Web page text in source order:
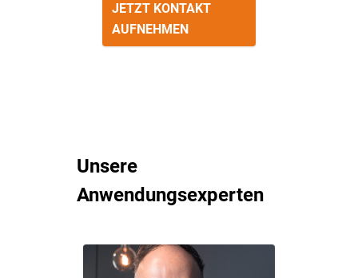
JETZT KONTAKT
AUFNEHMEN
Unsere
Anwendungsexperten